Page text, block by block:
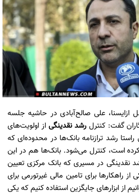
ازایسنا، علی صالح‌آبادی در حاشیه جلسه
گفت: کنترلرشد نقدینگی از اولویت‌های
رشد ترازنامه بانک‌ها در محدوده‌ای که
کرده است، کنترل می‌شود. بانک‌ها هم در این
نقدینگی در مسیری که بانک مرکزی تعیین
راهکارها برای تامین مالی غیرتورمی برای
از ابزارهای جایگزین استفاده کنیم که یکی